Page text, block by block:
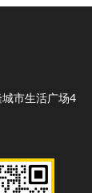
市生活广场4